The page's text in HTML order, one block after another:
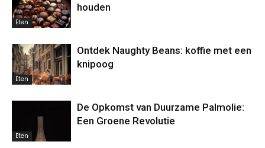
Eten
houden
Eten
Ontdek Naughty Beans: koffie met een
knipoog
Eten
De Opkomst van Duurzame Palmolie:
Een Groene Revolutie